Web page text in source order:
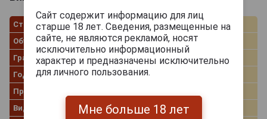
Страна производства
Россия
Объём
0.75 л
Градус
14.0%
Год производства
2020
Производитель
Вид вина
Красное сухое
Сайт содержит информацию для лиц
старше 18 лет. Сведения, размещенные на
сайте, не являются рекламой, носят
исключительно информационный
характер и предназначены исключительно
для личного пользования.
Мне больше 18 лет